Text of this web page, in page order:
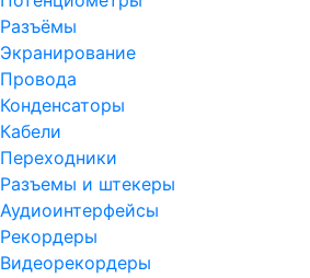
Разъёмы
Экранирование
Провода
Конденсаторы
Кабели
Переходники
Разъемы и штекеры
Аудиоинтерфейсы
Рекордеры
Видеорекордеры